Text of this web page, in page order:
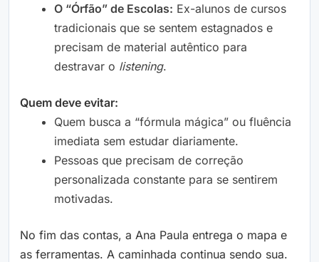
O “Órfão” de Escolas: Ex-alunos de cursos
tradicionais que se sentem estagnados e
precisam de material autêntico para
destravar o listening.
Quem deve evitar:
Quem busca a “fórmula mágica” ou fluência
imediata sem estudar diariamente.
Pessoas que precisam de correção
personalizada constante para se sentirem
motivadas.
No fim das contas, a Ana Paula entrega o mapa e
as ferramentas. A caminhada continua sendo sua.